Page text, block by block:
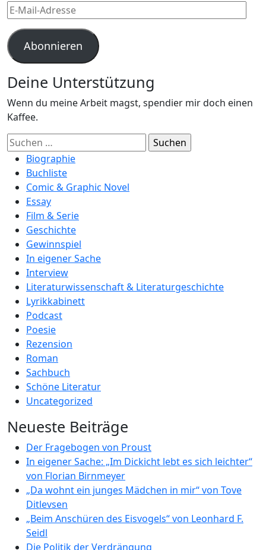
E-
Mail-
Adresse
Abonnieren
Deine Unterstützung
Wenn du meine Arbeit magst, spendier mir doch einen
Kaffee.
Suchen
nach:Biographie
Buchliste
Comic & Graphic Novel
Essay
Film & Serie
Geschichte
Gewinnspiel
In eigener Sache
Interview
Literaturwissenschaft & Literaturgeschichte
Lyrikkabinett
Podcast
Poesie
Rezension
Roman
Sachbuch
Schöne Literatur
Uncategorized
Neueste Beiträge
Der Fragebogen von Proust
In eigener Sache: „Im Dickicht lebt es sich leichter“
von Florian Birnmeyer
„Da wohnt ein junges Mädchen in mir“ von Tove
Ditlevsen
„Beim Anschüren des Eisvogels“ von Leonhard F.
Seidl
Die Politik der Verdrängung